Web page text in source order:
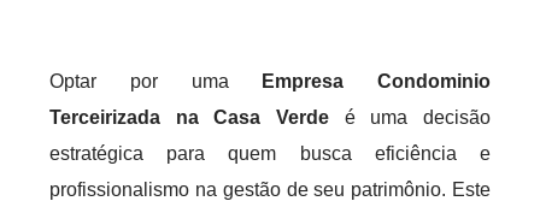
Optar por uma
Empresa Condominio
Terceirizada na Casa Verde é uma decisão
estratégica para quem busca eficiência e
profissionalismo na gestão de seu patrimônio. Este